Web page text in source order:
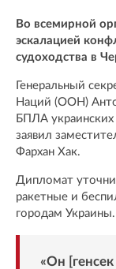
Во всемирной
эскалацией
судоходства в
Генеральный
Наций (ООН)
БПЛА украинских
заявил
Фархан Хак.
Дипломат
ракетные и
городам Украины.
«Он